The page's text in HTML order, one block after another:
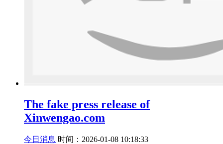
The fake press release of
Xinwengao.com
今日消息 时间：2026-01-08 10:18:33